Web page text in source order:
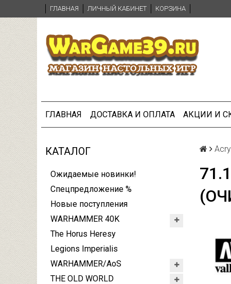
ГЛАВНАЯ ЛИЧНЫЙ КАБИНЕТ КОРЗИНА
ГЛАВНАЯ ДОСТАВКА И ОПЛАТА АКЦИИ И
КАТАЛОГ
Ожидаемые новинки!
Спецпредложение %
Новые поступления
WARHAMMER 40K
The Horus Heresy
Legions Imperialis
WARHAMMER/AoS
THE OLD WORLD